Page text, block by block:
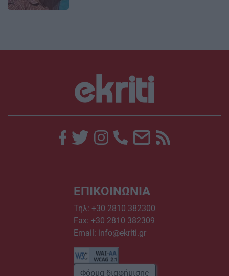
ΕΠΙΚΟΙΝΩΝΙΑ
Τηλ: +30 2810 382300
Fax: +30 2810 382309
Email: info@ekriti.gr
Φόρμα διαφήμισης